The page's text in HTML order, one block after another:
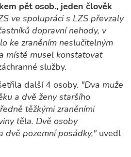
pět osob., jeden člověk
ve spolupráci s LZS převzaly
dopravní nehody, v
ke zraněním neslučitelným
místě musel konstatovat
služby.
další 4 osoby. "Dva muže
a dvě ženy staršího
těžkými zraněními
těla. Dvě osoby
dvě pozemní posádky," uvedl